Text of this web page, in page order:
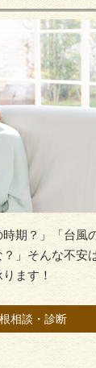
時期？」「台風
」そんな不安
ます！
相談・診断